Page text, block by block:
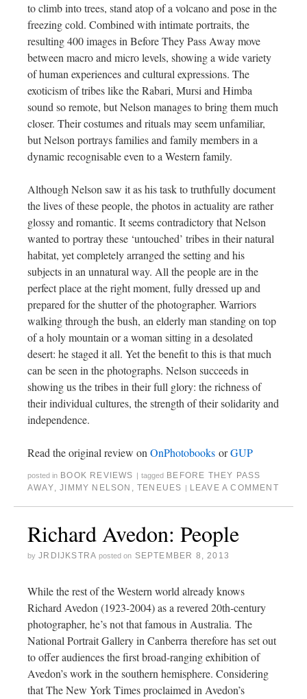
to climb into trees, stand atop of a volcano and pose in the
freezing cold. Combined with intimate portraits, the
resulting 400 images in Before They Pass Away move
between macro and micro levels, showing a wide variety
of human experiences and cultural expressions. The
exoticism of tribes like the Rabari, Mursi and Himba
sound so remote, but Nelson manages to bring them much
closer. Their costumes and rituals may seem unfamiliar,
but Nelson portrays families and family members in a
dynamic recognisable even to a Western family.
Although Nelson saw it as his task to truthfully document
the lives of these people, the photos in actuality are rather
glossy and romantic. It seems contradictory that Nelson
wanted to portray these ‘untouched’ tribes in their natural
habitat, yet completely arranged the setting and his
subjects in an unnatural way. All the people are in the
perfect place at the right moment, fully dressed up and
prepared for the shutter of the photographer. Warriors
walking through the bush, an elderly man standing on top
of a holy mountain or a woman sitting in a desolated
desert: he staged it all. Yet the benefit to this is that much
can be seen in the photographs. Nelson succeeds in
showing us the tribes in their full glory: the richness of
their individual cultures, the strength of their solidarity and
independence.
Read the original review on OnPhotobooks orGUP
posted in BOOK REVIEWS | tagged BEFORE THEY PASS
AWAY,JIMMY NELSON ,TENEUES | LEAVE A COMMENT
Richard Avedon: People
by JRDIJKSTRA posted on SEPTEMBER 8, 2013
While the rest of the Western world already knows
Richard Avedon (1923-2004) as a revered 20th-century
photographer, he’s not that famous in Australia. The
National Portrait Gallery in Canberra therefore has set out
to offer audiences the first broad-ranging exhibition of
Avedon’s work in the southern hemisphere. Considering
that The New York Times proclaimed in Avedon’s